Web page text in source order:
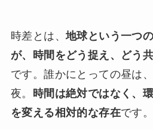
時差とは、地球という一つ
が、時間をどう捉え、どう
です。誰かにとっての昼は
夜。
時間は絶対ではなく、
を変える相対的な存在です。